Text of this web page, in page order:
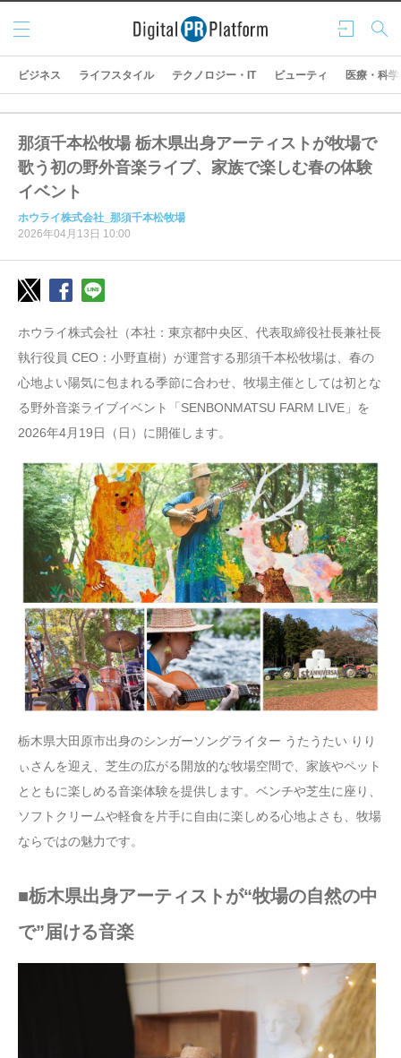
ログ
イン
検索
メニ
ュー
ビジネス ライフスタイル テクノロジー・IT ビューティ 医療・科学
那須千本松牧場 栃木県出身アーティストが牧場で
歌う初の野外音楽ライブ、家族で楽しむ春の体験
イベント
ホウライ株式会社_那須千本松牧場
2026年04月13日 10:00
ホウライ株式会社（本社：東京都中央区、代表取締役社長兼社長
執行役員 CEO：小野直樹）が運営する那須千本松牧場は、春の
心地よい陽気に包まれる季節に合わせ、牧場主催としては初とな
る野外音楽ライブイベント「SENBONMATSU FARM LIVE」を
2026年4月19日（日）に開催します。
栃木県大田原市出身のシンガーソングライター うたうたい りり
ぃさんを迎え、芝生の広がる開放的な牧場空間で、家族やペット
とともに楽しめる音楽体験を提供します。ベンチや芝生に座り、
ソフトクリームや軽食を片手に自由に楽しめる心地よさも、牧場
ならではの魅力です。
■栃木県出身アーティストが“牧場の自然の中
で”届ける音楽